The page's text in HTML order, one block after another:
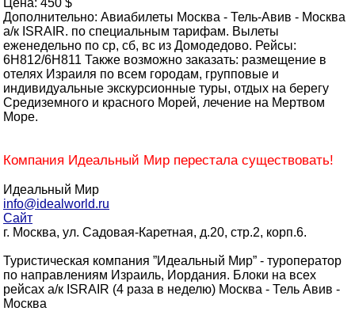
Цена: 450 $
Дополнительно: Авиабилеты Москва - Тель-Авив - Москва
а/к ISRAIR. по специальным тарифам. Вылеты
еженедельно по ср, сб, вс из Домодедово. Рейсы:
6H812/6H811 Также возможно заказать: размещение в
отелях Израиля по всем городам, групповые и
индивидуальные экскурсионные туры, отдых на берегу
Средиземного и красного Морей, лечение на Мертвом
Море.
Компания Идеальный Мир перестала существовать!
Идеальный Мир
info@idealworld.ru
Сайт
г. Москва, ул. Садовая-Каретная, д.20, стр.2, корп.6.
Туристическая компания ”Идеальный Мир” - туроператор
по направлениям Израиль, Иордания. Блоки на всех
рейсах а/к ISRAIR (4 раза в неделю) Москва - Тель Авив -
Москва